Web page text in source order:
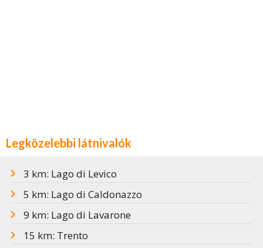
Legközelebbi látnivalók
3 km: Lago di Levico
5 km: Lago di Caldonazzo
9 km: Lago di Lavarone
15 km: Trento